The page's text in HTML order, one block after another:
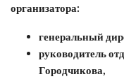
организатора:
генеральный
руководитель
Городчикова,